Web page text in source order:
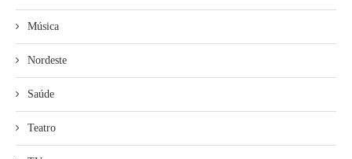
Música
Nordeste
Saúde
Teatro